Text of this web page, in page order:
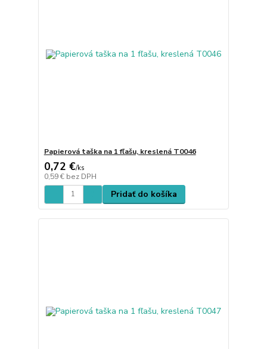
Papierová taška na 1 fľašu, kreslená T0046
0,72 €/ks
0,59 € bez DPH
Pridať do košíka